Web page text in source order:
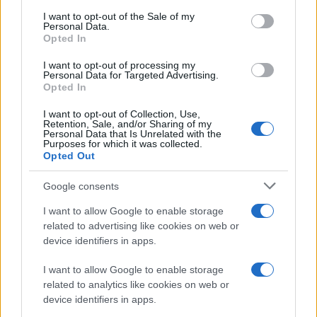
consent section.
I want to opt-out of the Sale of my
Personal Data.
Opted In
I want to opt-out of processing my
Personal Data for Targeted Advertising.
Opted In
I want to opt-out of Collection, Use,
Retention, Sale, and/or Sharing of my
Personal Data that Is Unrelated with the
Purposes for which it was collected.
Opted Out
Google consents
I want to allow Google to enable storage
related to advertising like cookies on web or
device identifiers in apps.
I want to allow Google to enable storage
related to analytics like cookies on web or
device identifiers in apps.